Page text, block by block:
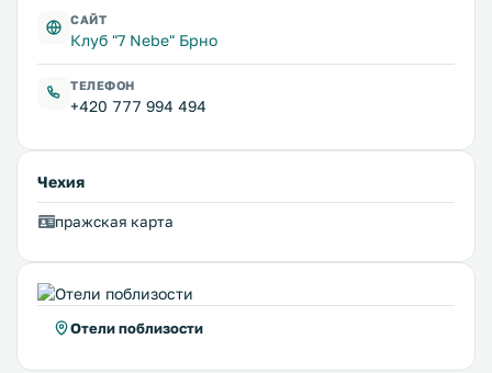
САЙТ
Клуб "7 Nebe" Брно
ТЕЛЕФОН
+420 777 994 494
Чехия
пражская карта
Отели поблизости